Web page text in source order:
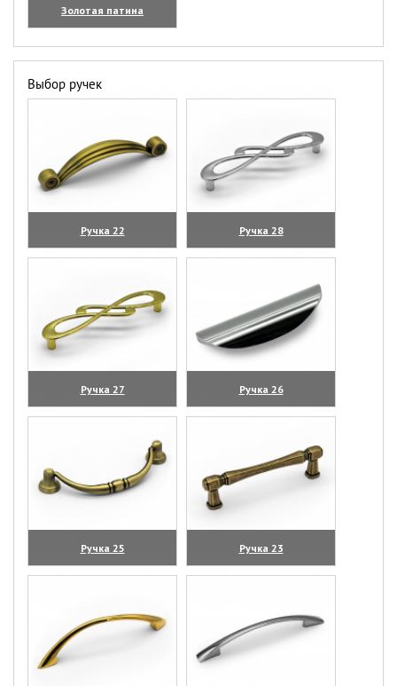
Золотая патина
Выбор ручек
Ручка 22
(увеличить)
Ручка 28
(увеличить)
Ручка 27
(увеличить)
Ручка 26
(увеличить)
Ручка 25
(увеличить)
Ручка 23
(увеличить)